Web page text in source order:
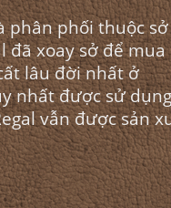
phân phối thuộc
đã xoay sở để mua
lâu đời nhất ở
nhất được sử dụng
vẫn được sản